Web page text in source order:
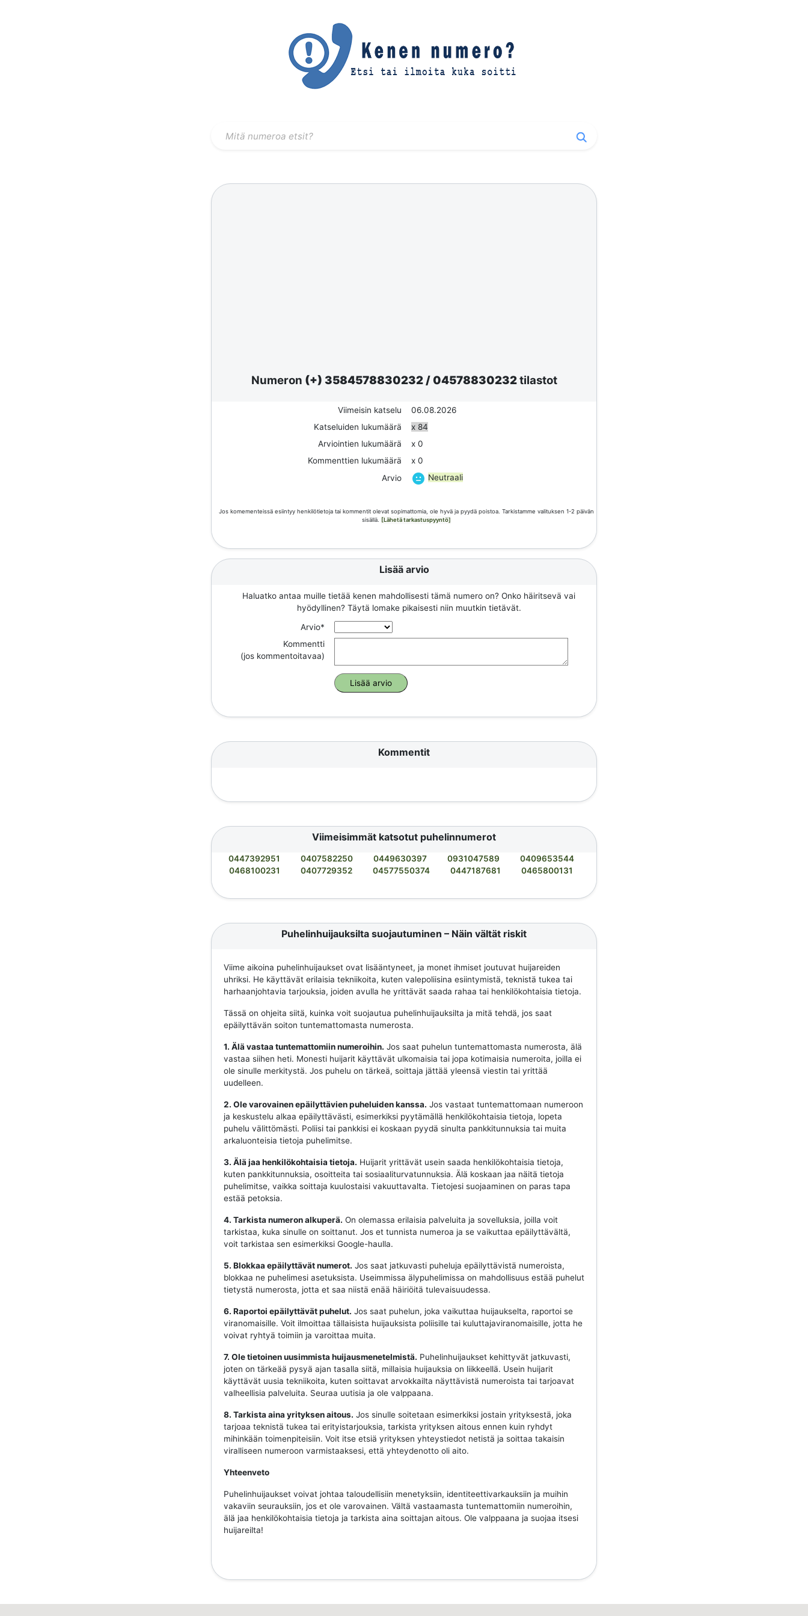
Numeron (+) 3584578830232/04578830232tilastot
Viimeisin katselu
06.08.2026
Katseluiden lukumäärä
x 84
Arviointien lukumäärä
x 0
Kommenttien lukumäärä
x 0
Arvio
Neutraali
Jos komementeissä esiintyy henkilötietoja tai kommentit olevat sopimattomia, ole hyvä ja pyydä poistoa. Tarkistamme valituksen 1-2 päivän
sisällä. [Lähetä tarkastuspyyntö]
Lisää arvio
Haluatko antaa muille tietää kenen mahdollisesti tämä numero on? Onko häiritsevä vai
hyödyllinen? Täytä lomake pikaisesti niin muutkin tietävät.
Arvio*
Kommentti
(jos kommentoitavaa)
Kommentit
Viimeisimmät katsotut puhelinnumerot
0447392951 0407582250 0449630397 0931047589
0409653544
0468100231
0407729352 04577550374 0447187681 0465800131
Puhelinhuijauksilta suojautuminen – Näin vältät riskit
Viime aikoina puhelinhuijaukset ovat lisääntyneet, ja monet ihmiset joutuvat huijareiden
uhriksi. He käyttävät erilaisia tekniikoita, kuten valepoliisina esiintymistä, teknistä tukea tai
harhaanjohtavia tarjouksia, joiden avulla he yrittävät saada rahaa tai henkilökohtaisia tietoja.
Tässä on ohjeita siitä, kuinka voit suojautua puhelinhuijauksilta ja mitä tehdä, jos saat
epäilyttävän soiton tuntemattomasta numerosta.
1. Älä vastaa tuntemattomiin numeroihin. Jos saat puhelun tuntemattomasta numerosta, älä
vastaa siihen heti. Monesti huijarit käyttävät ulkomaisia tai jopa kotimaisia numeroita, joilla ei
ole sinulle merkitystä. Jos puhelu on tärkeä, soittaja jättää yleensä viestin tai yrittää
uudelleen.
2. Ole varovainen epäilyttävien puheluiden kanssa. Jos vastaat tuntemattomaan numeroon
ja keskustelu alkaa epäilyttävästi, esimerkiksi pyytämällä henkilökohtaisia tietoja, lopeta
puhelu välittömästi. Poliisi tai pankkisi ei koskaan pyydä sinulta pankkitunnuksia tai muita
arkaluonteisia tietoja puhelimitse.
3. Älä jaa henkilökohtaisia tietoja. Huijarit yrittävät usein saada henkilökohtaisia tietoja,
kuten pankkitunnuksia, osoitteita tai sosiaaliturvatunnuksia. Älä koskaan jaa näitä tietoja
puhelimitse, vaikka soittaja kuulostaisi vakuuttavalta. Tietojesi suojaaminen on paras tapa
estää petoksia.
4. Tarkista numeron alkuperä. On olemassa erilaisia palveluita ja sovelluksia, joilla voit
tarkistaa, kuka sinulle on soittanut. Jos et tunnista numeroa ja se vaikuttaa epäilyttävältä,
voit tarkistaa sen esimerkiksi Google-haulla.
5. Blokkaa epäilyttävät numerot. Jos saat jatkuvasti puheluja epäilyttävistä numeroista,
blokkaa ne puhelimesi asetuksista. Useimmissa älypuhelimissa on mahdollisuus estää puhelut
tietystä numerosta, jotta et saa niistä enää häiriöitä tulevaisuudessa.
6. Raportoi epäilyttävät puhelut. Jos saat puhelun, joka vaikuttaa huijaukselta, raportoi se
viranomaisille. Voit ilmoittaa tällaisista huijauksista poliisille tai kuluttajaviranomaisille, jotta he
voivat ryhtyä toimiin ja varoittaa muita.
7. Ole tietoinen uusimmista huijausmenetelmistä. Puhelinhuijaukset kehittyvät jatkuvasti,
joten on tärkeää pysyä ajan tasalla siitä, millaisia huijauksia on liikkeellä. Usein huijarit
käyttävät uusia tekniikoita, kuten soittavat arvokkailta näyttävistä numeroista tai tarjoavat
valheellisia palveluita. Seuraa uutisia ja ole valppaana.
8. Tarkista aina yrityksen aitous. Jos sinulle soitetaan esimerkiksi jostain yrityksestä, joka
tarjoaa teknistä tukea tai erityistarjouksia, tarkista yrityksen aitous ennen kuin ryhdyt
mihinkään toimenpiteisiin. Voit itse etsiä yrityksen yhteystiedot netistä ja soittaa takaisin
viralliseen numeroon varmistaaksesi, että yhteydenotto oli aito.
Yhteenveto
Puhelinhuijaukset voivat johtaa taloudellisiin menetyksiin, identiteettivarkauksiin ja muihin
vakaviin seurauksiin, jos et ole varovainen. Vältä vastaamasta tuntemattomiin numeroihin,
älä jaa henkilökohtaisia tietoja ja tarkista aina soittajan aitous. Ole valppaana ja suojaa itsesi
huijareilta!